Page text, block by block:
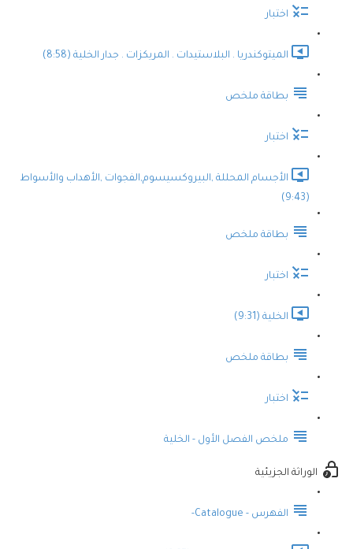
اختبار
الميتوكندريا . البلاستيدات . المريكزات . جدار الخلية (8:58)
بطاقة ملخص
اختبار
الأجسام المحللة ,البيروكسيسوم,الفجوات ,الأهداب والأسواط
(9:43)
بطاقة ملخص
اختبار
الخلية (9:31)
بطاقة ملخص
اختبار
ملخص الفصل الأول - الخلية
الوراثة الجزيئية
الفهرس - Catalogue-